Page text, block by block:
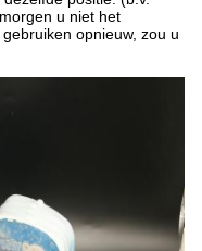
u niet het
opnieuw, zou u